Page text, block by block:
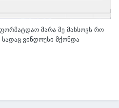
მარა მე მახსოვს რო
ვინდოუსი მქონდა